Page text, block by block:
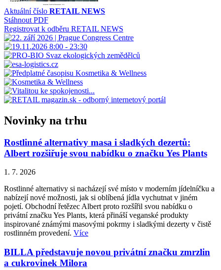
Aktuální číslo RETAIL NEWS
Stáhnout PDF
Registrovat k odběru RETAIL NEWS
Novinky na trhu
Rostlinné alternativy masa i sladkých dezertů:
Albert rozšiřuje svou nabídku o značku Yes Plants
1. 7. 2026
Rostlinné alternativy si nacházejí své místo v moderním jídelníčku a
nabízejí nové možnosti, jak si oblíbená jídla vychutnat v jiném
pojetí. Obchodní řetězec Albert proto rozšířil svou nabídku o
privátní značku Yes Plants, která přináší veganské produkty
inspirované známými masovými pokrmy i sladkými dezerty v čistě
rostlinném provedení. Více
BILLA představuje novou privátní značku zmrzlin
a cukrovinek Milora